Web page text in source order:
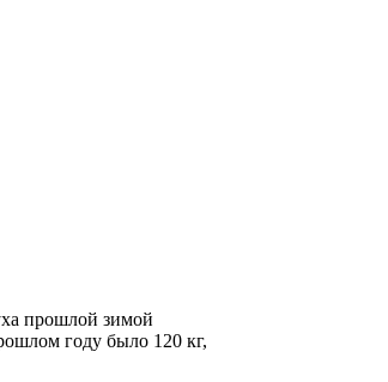
прошлой зимой
году было 120 кг,